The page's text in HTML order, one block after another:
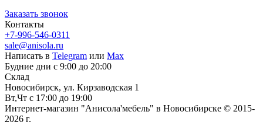
Заказать звонок
Контакты
+7-996-546-0311
sale@anisola.ru
Написать в Telegram или Max
Будние дни с 9:00 до 20:00
Склад
Новосибирск, ул. Кирзаводская 1
Вт,Чт с 17:00 до 19:00
Интернет-магазин "Анисола'мебель" в Новосибирске © 2015-
2026 г.